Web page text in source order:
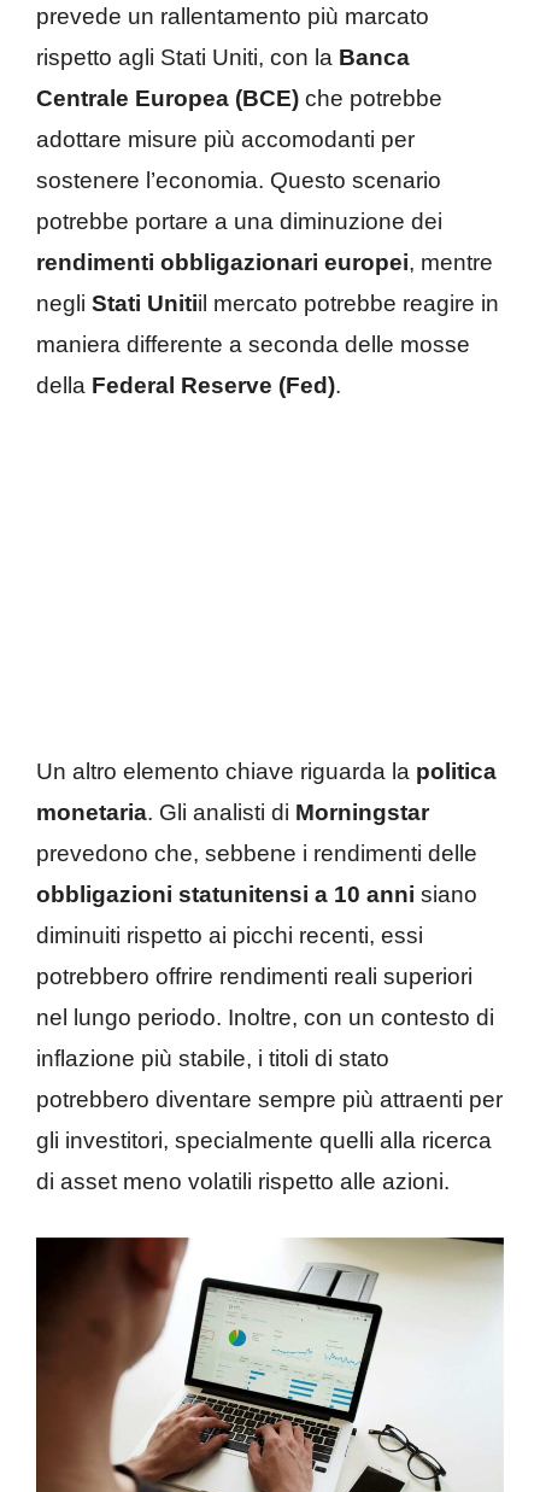
prevede un rallentamento più marcato
rispetto agli Stati Uniti, con la Banca
Centrale Europea (BCE) che potrebbe
adottare misure più accomodanti per
sostenere l’economia. Questo scenario
potrebbe portare a una diminuzione dei
rendimenti obbligazionari europei, mentre
negli Stati Unitiil mercato potrebbe reagire in
maniera differente a seconda delle mosse
della Federal Reserve (Fed).
Un altro elemento chiave riguarda la politica
monetaria. Gli analisti di Morningstar
prevedono che, sebbene i rendimenti delle
obbligazioni statunitensi a 10 anni siano
diminuiti rispetto ai picchi recenti, essi
potrebbero offrire rendimenti reali superiori
nel lungo periodo. Inoltre, con un contesto di
inflazione più stabile, i titoli di stato
potrebbero diventare sempre più attraenti per
gli investitori, specialmente quelli alla ricerca
di asset meno volatili rispetto alle azioni.